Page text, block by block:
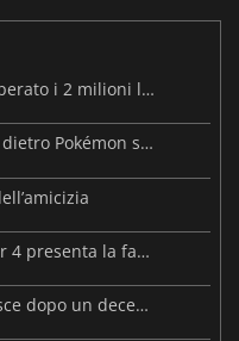
Resident Evil: Veronica ha già superato i 2 milioni liste dei desideri
Beast of Reincarnation: lo studio dietro Pokémon su una nuova strada
Warhammer 40.000: Dawn of War 4 presenta la fazione dei Necron
Forsaken Realms: Vahrin's Call esce dopo un decennio di sviluppo